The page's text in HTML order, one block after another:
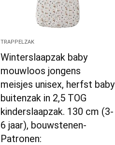
TRAPPELZAK
Winterslaapzak baby
mouwloos jongens
meisjes unisex, herfst baby
buitenzak in 2,5 TOG
kinderslaapzak. 130 cm (3-
6 jaar), bouwstenen​​-
Patronen: